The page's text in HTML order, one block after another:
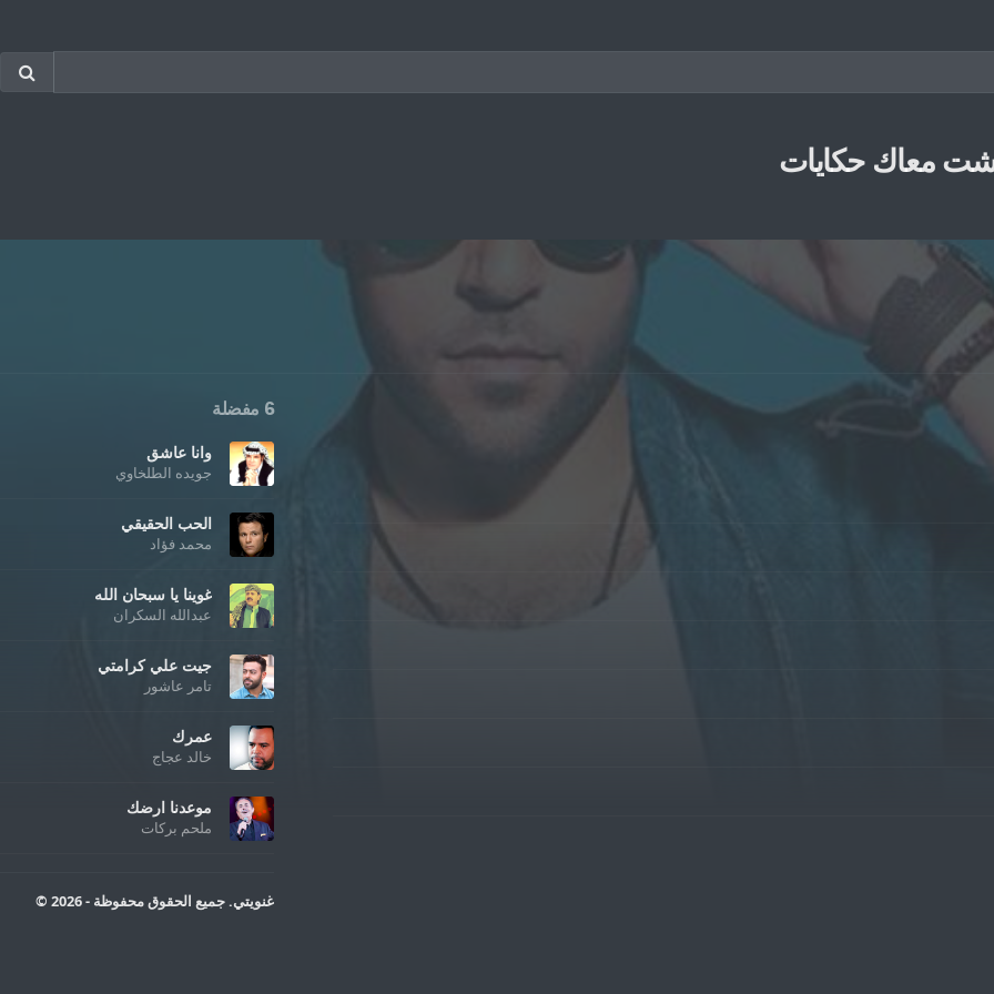
معاك حكايات
6 مفضلة
وانا عاشق
جويده الطلخاوي
الحب الحقيقي
محمد فؤاد
غوينا يا سبحان الله
عبدالله السكران
جيت علي كرامتي
تامر عاشور
عمرك
خالد عجاج
موعدنا ارضك
ملحم بركات
غنويتي. جميع الحقوق محفوظة - 2026 ©